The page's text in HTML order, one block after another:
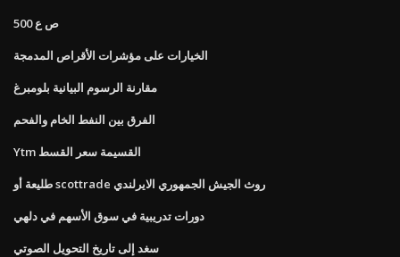
ص ع 500
الخيارات على مؤشرات الأقراص المدمجة
مقارنة الرسوم البيانية بلومبرغ
الفرق بين النفط الخام والفحم
Ytm القسيمة سعر القسط
طليعة أو scottrade روث الجيش الجمهوري الايرلندي
دورات تدريبية في سوق الأسهم في دلهي
سغد إلى تاريخ التحويل الصوتي